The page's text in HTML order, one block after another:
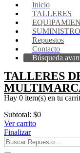
Inicio
TALLERES
Repuestos
Contacto
Búsqueda
TALLERES
Hay 0 item(s) en tu
Subtotal: $0
Ver carrito
Finalizar